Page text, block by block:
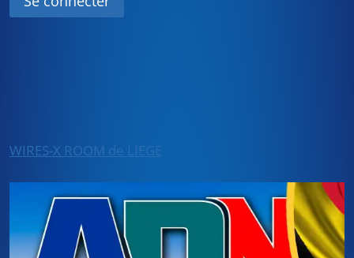
WIRES-X ROOM de LIEGE